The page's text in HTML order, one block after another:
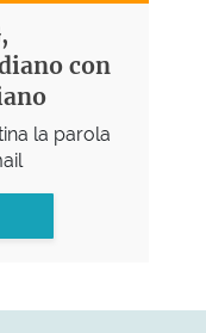
con
la parola